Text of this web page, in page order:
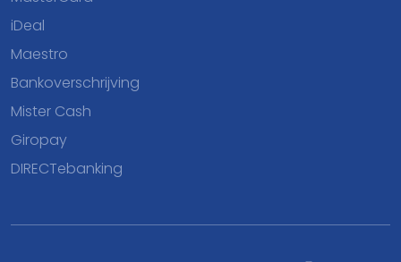
iDeal
Maestro
Bankoverschrijving
Mister Cash
Giropay
DIRECTebanking